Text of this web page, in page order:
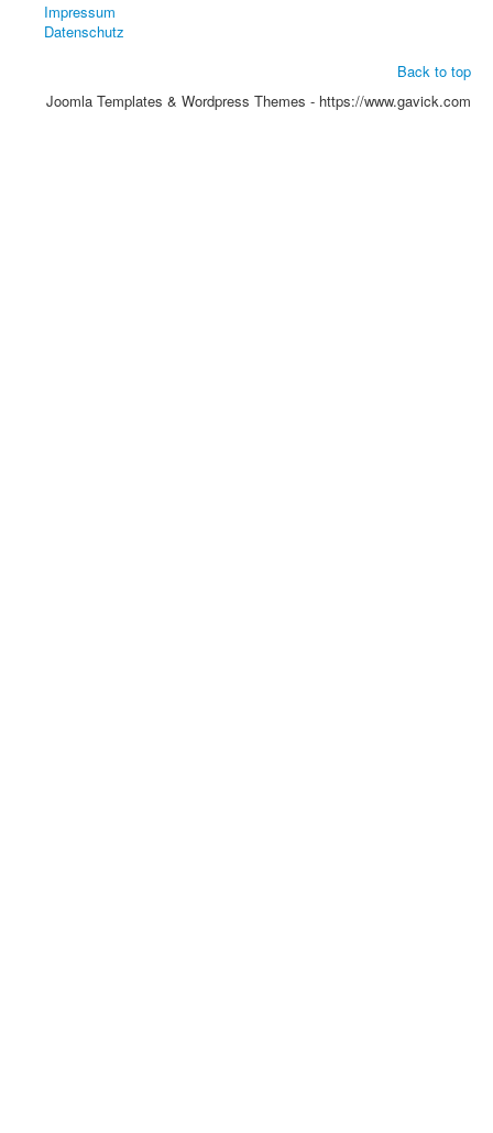
Impressum
Datenschutz
Back to top
Joomla Templates & Wordpress Themes - https://www.gavick.com